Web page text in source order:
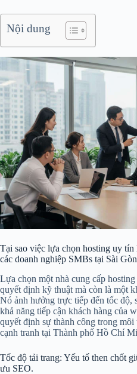
Nội dung
Tại sao việc lựa chọn hosting uy tín
các doanh nghiệp SMBs tại Sài
Lựa chọn một nhà cung cấp
quyết định kỹ thuật mà còn là một
Nó ảnh hưởng trực tiếp đến tốc độ,
khả năng tiếp cận khách hàng của
quyết định sự thành công trong
cạnh tranh tại Thành phố Hồ Chí
Tốc độ tải trang: Yếu tố then chốt
ưu SEO.